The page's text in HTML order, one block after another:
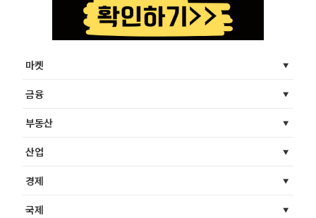
마켓
금융
부동산
산업
경제
국제